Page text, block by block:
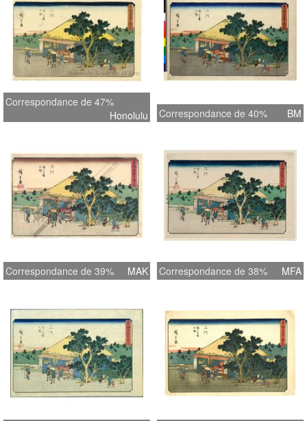
Correspondance de 47%
Honolulu
Correspondance de 40% BM
Correspondance de 39% MAK Correspondance de 38% MFA